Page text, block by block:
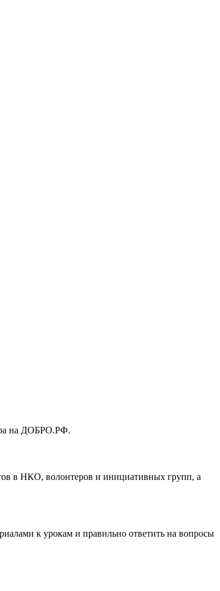
на ДОБРО.РФ.
в НКО, волонтеров и инициативных групп, а
к урокам и правильно ответить на вопросы